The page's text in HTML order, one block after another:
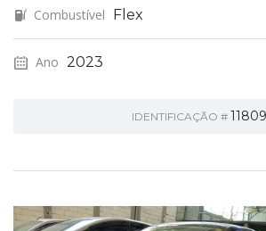
Combustível Flex
Ano 2023
IDENTIFICAÇÃO # 11809